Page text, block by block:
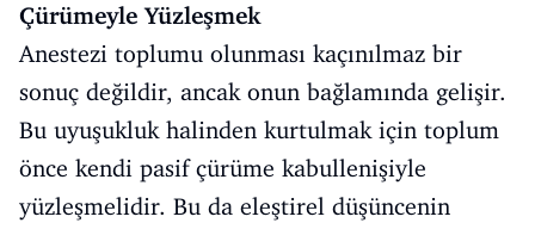
Çürümeyle Yüzleşmek
Anestezi toplumu olunması kaçınılmaz bir
sonuç değildir, ancak onun bağlamında gelişir.
Bu uyuşukluk halinden kurtulmak için toplum
önce kendi pasif çürüme kabullenişiyle
yüzleşmelidir. Bu da eleştirel düşüncenin